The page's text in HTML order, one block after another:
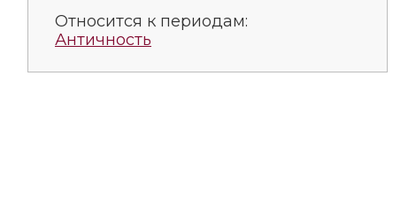
Относится к периодам:
Античность